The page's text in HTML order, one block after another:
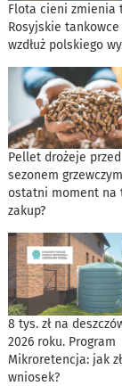
Flota cieni zmienia
Rosyjskie tankowce
wzdłuż polskiego
Pellet drożeje przed
sezonem
ostatni moment na
zakup?
8 tys. zł na
2026 roku. Program
Mikroretencja: jak
wniosek?